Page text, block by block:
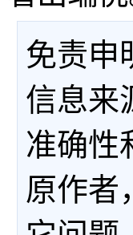
免责申
信息来
准确性
原作者